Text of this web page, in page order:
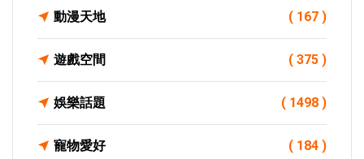
動漫天地 ( 167 )
遊戲空間 ( 375 )
娛樂話題 ( 1498 )
寵物愛好 ( 184 )